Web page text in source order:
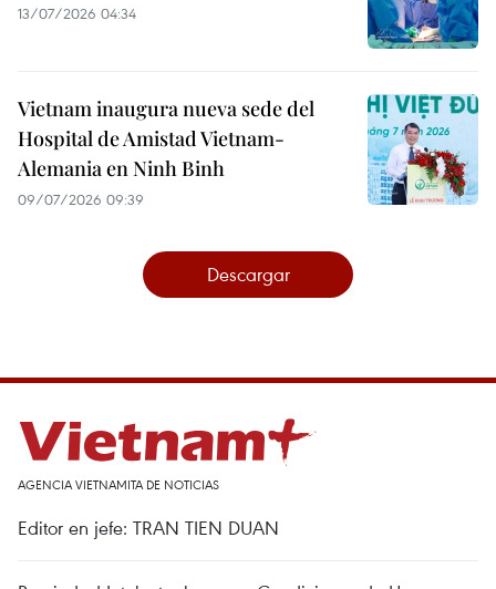
13/07/2026 04:34
Vietnam inaugura nueva sede del
Hospital de Amistad Vietnam-
Alemania en Ninh Binh
09/07/2026 09:39
Descargar
AGENCIA VIETNAMITA DE NOTICIAS
Editor en jefe: TRAN TIEN DUAN